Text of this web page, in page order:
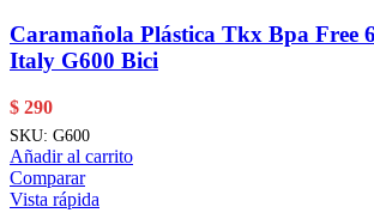
Caramañola Plástica Tkx Bpa Free
Italy G600 Bici
$ 290
SKU: G600
Añadir al carrito
Comparar
Vista rápida